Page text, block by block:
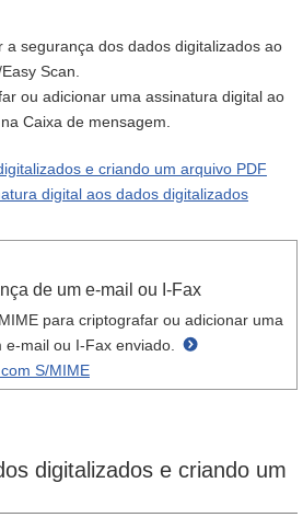
a segurança dos dados digitalizados ao
Scan.
ou adicionar uma assinatura digital ao
Caixa de mensagem.
e criando um arquivo PDF
digital aos dados digitalizados
de um e-mail ou I-Fax
para criptografar ou adicionar uma
mail ou I-Fax enviado.
S/MIME
digitalizados e criando um